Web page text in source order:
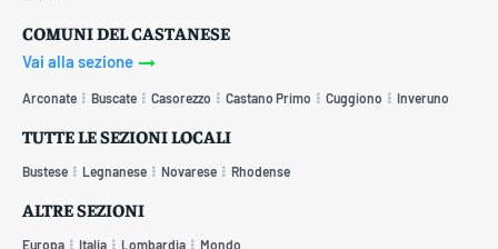
COMUNI DEL CASTANESE
Vai alla sezione
Arconate Buscate Casorezzo Castano Primo Cuggiono Inveruno
TUTTE LE SEZIONI LOCALI
Bustese Legnanese Novarese Rhodense
ALTRE SEZIONI
Europa Italia Lombardia Mondo